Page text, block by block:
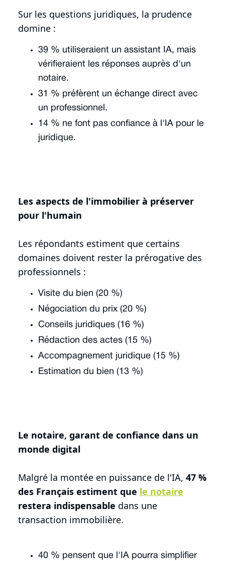
Sur les questions juridiques, la prudence
domine :
39 % utiliseraient un assistant IA, mais
vérifieraient les réponses auprès d'un
notaire.
31 % préfèrent un échange direct avec
un professionnel.
14 % ne font pas confiance à l'IA pour le
juridique.
Les aspects de l'immobilier à préserver
pour l'humain
Les répondants estiment que certains
domaines doivent rester la prérogative des
professionnels :
Visite du bien (20 %)
Négociation du prix (20 %)
Conseils juridiques (16 %)
Rédaction des actes (15 %)
Accompagnement juridique (15 %)
Estimation du bien (13 %)
Le notaire, garant de confiance dans un
monde digital
Malgré la montée en puissance de l'IA, 47 %
des Français estiment que le notaire
restera indispensable dans une
transaction immobilière.
40 % pensent que l'IA pourra simplifier